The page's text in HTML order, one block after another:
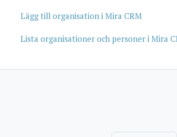
Lägg till organisation i Mira CRM
Lista organisationer och personer i Mira